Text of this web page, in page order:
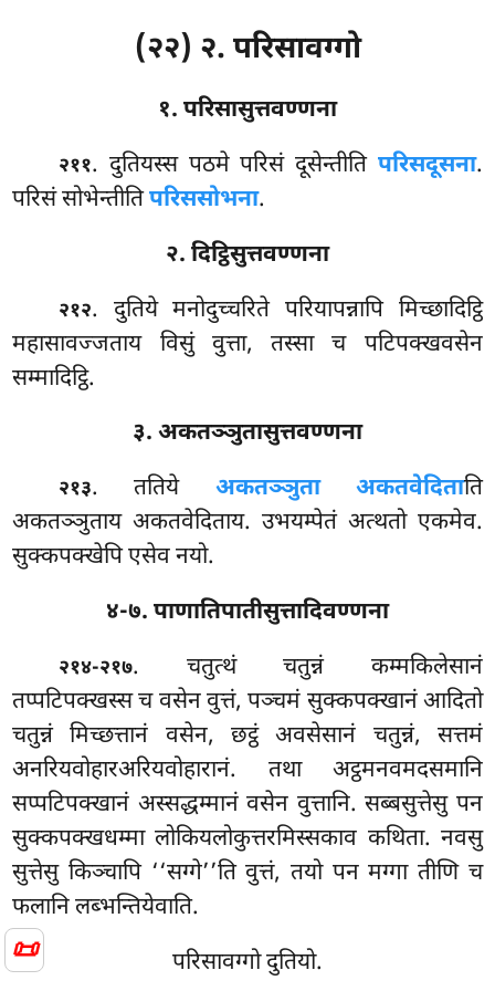
📜
(२२) २. परिसावग्गो
१. परिसासुत्तवण्णना
२११. दुतियस्स पठमे परिसं दूसेन्तीति परिसदूसना.
परिसं सोभेन्तीतिपरिससोभना.
२. दिट्ठिसुत्तवण्णना
२१२. दुतिये मनोदुच्चरिते परियापन्नापि मिच्छादिट्ठि
महासावज्जताय विसुं वुत्ता, तस्सा च पटिपक्खवसेन
सम्मादिट्ठि.
३. अकतञ्ञुतासुत्तवण्णना
२१३. ततिये अकतञ्ञुता अकतवेदिताति
अकतञ्ञुताय अकतवेदिताय. उभयम्पेतं अत्थतो एकमेव.
सुक्कपक्खेपि एसेव नयो.
४-७. पाणातिपातीसुत्तादिवण्णना
२१४-२१७. चतुत्थं चतुन्नं कम्मकिलेसानं
तप्पटिपक्खस्स च वसेन वुत्तं, पञ्चमं सुक्कपक्खानं आदितो
चतुन्नं मिच्छत्तानं वसेन, छट्ठं अवसेसानं चतुन्नं, सत्तमं
अनरियवोहारअरियवोहारानं. तथा अट्ठमनवमदसमानि
सप्पटिपक्खानं अस्सद्धम्मानं वसेन वुत्तानि. सब्बसुत्तेसु पन
सुक्कपक्खधम्मा लोकियलोकुत्तरमिस्सकाव कथिता. नवसु
सुत्तेसु किञ्चापि ‘‘सग्गे’’ति वुत्तं, तयो पन मग्गा तीणि च
फलानि लब्भन्तियेवाति.
परिसावग्गो दुतियो.